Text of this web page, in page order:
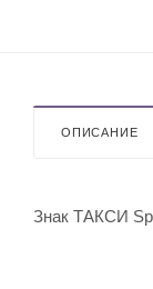
ОПИСАНИЕ
Знак ТАКСИ